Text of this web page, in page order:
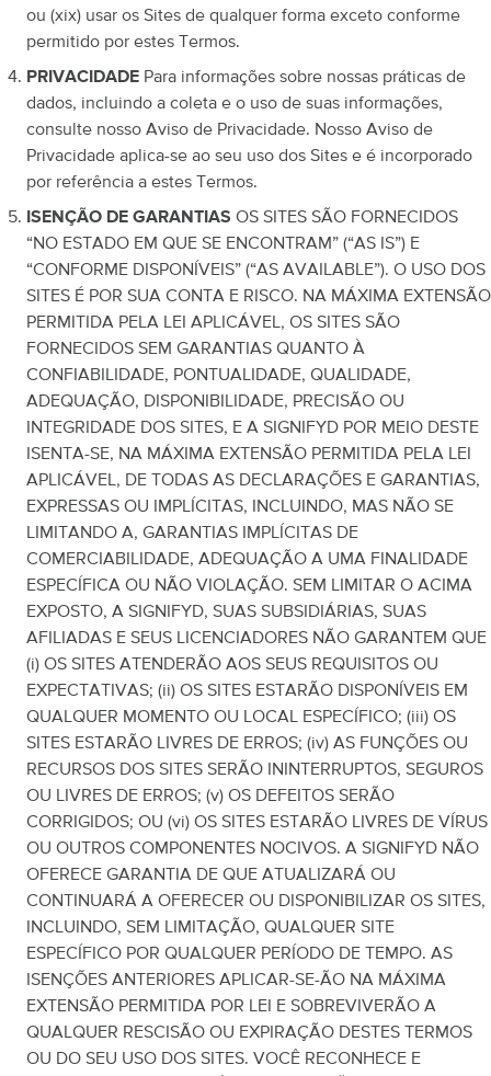
ou (xix) usar os Sites de qualquer forma exceto conforme
permitido por estes Termos.
PRIVACIDADE Para informações sobre nossas práticas de
dados, incluindo a coleta e o uso de suas informações,
consulte nosso Aviso de Privacidade. Nosso Aviso de
Privacidade aplica-se ao seu uso dos Sites e é incorporado
por referência a estes Termos.
ISENÇÃO DE GARANTIAS OS SITES SÃO FORNECIDOS
“NO ESTADO EM QUE SE ENCONTRAM” (“AS IS”) E
“CONFORME DISPONÍVEIS” (“AS AVAILABLE”). O USO DOS
SITES É POR SUA CONTA E RISCO. NA MÁXIMA EXTENSÃO
PERMITIDA PELA LEI APLICÁVEL, OS SITES SÃO
FORNECIDOS SEM GARANTIAS QUANTO À
CONFIABILIDADE, PONTUALIDADE, QUALIDADE,
ADEQUAÇÃO, DISPONIBILIDADE, PRECISÃO OU
INTEGRIDADE DOS SITES, E A SIGNIFYD POR MEIO DESTE
ISENTA-SE, NA MÁXIMA EXTENSÃO PERMITIDA PELA LEI
APLICÁVEL, DE TODAS AS DECLARAÇÕES E GARANTIAS,
EXPRESSAS OU IMPLÍCITAS, INCLUINDO, MAS NÃO SE
LIMITANDO A, GARANTIAS IMPLÍCITAS DE
COMERCIABILIDADE, ADEQUAÇÃO A UMA FINALIDADE
ESPECÍFICA OU NÃO VIOLAÇÃO. SEM LIMITAR O ACIMA
EXPOSTO, A SIGNIFYD, SUAS SUBSIDIÁRIAS, SUAS
AFILIADAS E SEUS LICENCIADORES NÃO GARANTEM QUE
(i) OS SITES ATENDERÃO AOS SEUS REQUISITOS OU
EXPECTATIVAS; (ii) OS SITES ESTARÃO DISPONÍVEIS EM
QUALQUER MOMENTO OU LOCAL ESPECÍFICO; (iii) OS
SITES ESTARÃO LIVRES DE ERROS; (iv) AS FUNÇÕES OU
RECURSOS DOS SITES SERÃO ININTERRUPTOS, SEGUROS
OU LIVRES DE ERROS; (v) OS DEFEITOS SERÃO
CORRIGIDOS; OU (vi) OS SITES ESTARÃO LIVRES DE VÍRUS
OU OUTROS COMPONENTES NOCIVOS. A SIGNIFYD NÃO
OFERECE GARANTIA DE QUE ATUALIZARÁ OU
CONTINUARÁ A OFERECER OU DISPONIBILIZAR OS SITES,
INCLUINDO, SEM LIMITAÇÃO, QUALQUER SITE
ESPECÍFICO POR QUALQUER PERÍODO DE TEMPO. AS
ISENÇÕES ANTERIORES APLICAR-SE-ÃO NA MÁXIMA
EXTENSÃO PERMITIDA POR LEI E SOBREVIVERÃO A
QUALQUER RESCISÃO OU EXPIRAÇÃO DESTES TERMOS
OU DO SEU USO DOS SITES. VOCÊ RECONHECE E